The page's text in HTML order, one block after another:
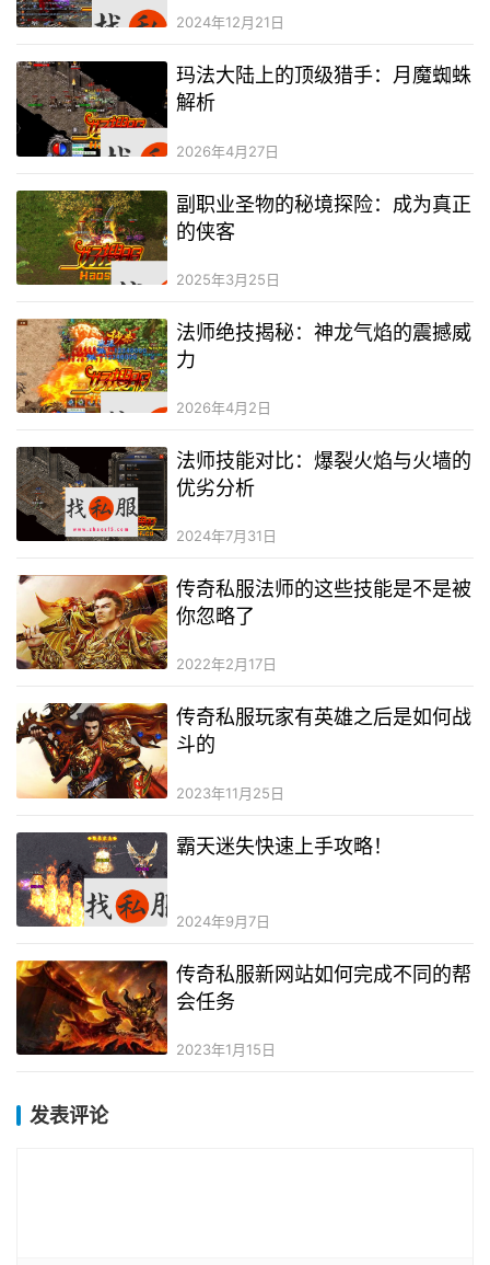
2024年12月21日
玛法大陆上的顶级猎手：月魔蜘蛛
解析
2026年4月27日
副职业圣物的秘境探险：成为真正
的侠客
2025年3月25日
法师绝技揭秘：神龙气焰的震撼威
力
2026年4月2日
法师技能对比：爆裂火焰与火墙的
优劣分析
2024年7月31日
传奇私服法师的这些技能是不是被
你忽略了
2022年2月17日
传奇私服玩家有英雄之后是如何战
斗的
2023年11月25日
霸天迷失快速上手攻略！
2024年9月7日
传奇私服新网站如何完成不同的帮
会任务
2023年1月15日
发表评论